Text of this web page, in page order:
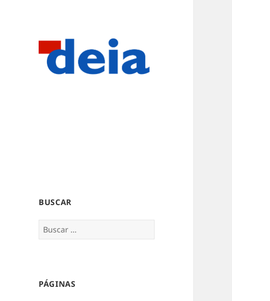
BUSCAR
Buscar:
PÁGINAS